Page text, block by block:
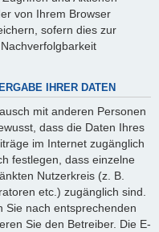
von Ihrem Browser
sofern dies zur
IHRER DATEN
mit anderen Personen
dass die Daten Ihres
im Internet zugänglich
festlegen, dass einzelne
Nutzerkreis (z. B.
etc.) zugänglich sind.
Sie nach entsprechenden
Sie den Betreiber. Die E-